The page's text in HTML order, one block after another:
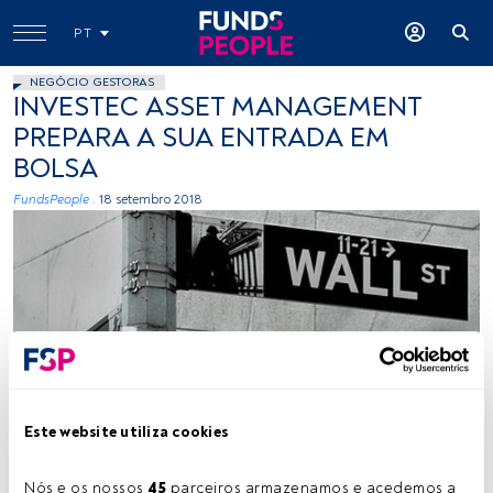
Este website utiliza cookies
Nós e os nossos 45 parceiros armazenamos e acedemos a
PT
NEGÓCIO GESTORAS
INVESTEC ASSET MANAGEMENT
PREPARA A SUA ENTRADA EM
BOLSA
FundsPeople . 18 setembro 2018
Tempo de leitura: 2 min.